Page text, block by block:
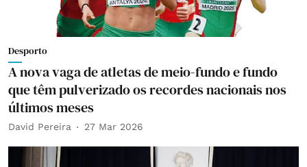
Desporto
A nova vaga de atletas de meio-fundo e fundo
que têm pulverizado os recordes nacionais nos
últimos meses
David Pereira 27 Mar 2026